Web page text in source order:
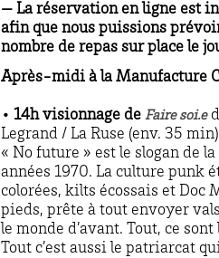
— La réservation en ligne est
afin que nous puissions
nombre de repas sur place le
Après-midi à la Manufacture
• 14h visionnage de Faire soi.e
Legrand / La Ruse (env. 35 min)
« No future » est le slogan de
années 1970. La culture punk
colorées, kilts écossais et Doc
pieds, prête à tout envoyer
le monde d’avant. Tout, ce
Tout c’est aussi le patriarcat